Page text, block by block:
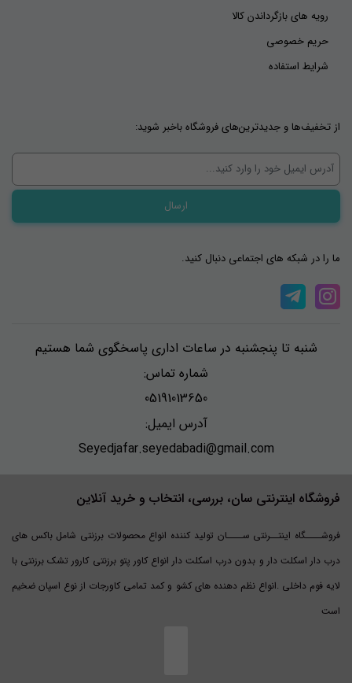
رویه های بازگرداندن کالا
حریم خصوصی
شرایط استفاده
از تخفیف‌ها و جدیدترین‌های فروشگاه باخبر شوید:
ما را در شبکه های اجتماعی دنبال کنید.
شنبه تا پنجشنبه در ساعات اداری پاسخگوی شما هستیم
شماره تماس:
05191013650
آدرس ایمیل:
Seyedjafar.seyedabadi@gmail.com
فروشگاه اینترنتی سان، بررسی، انتخاب و خرید آنلاین
فروشــــگاه اینتــرنتی ســــان تولید کننده انواع محصولات برزنتی شامل باکس های
درب دار اسکلت دار و بدون درب اسکلت دار انواع کاور پتو برزنتی کارور تشک برزنتی با
لایه فوم داخلی .انواع نظم دهنده های کشو و کمد تمامی کاورجات از نوع اسپان ضخیم
است